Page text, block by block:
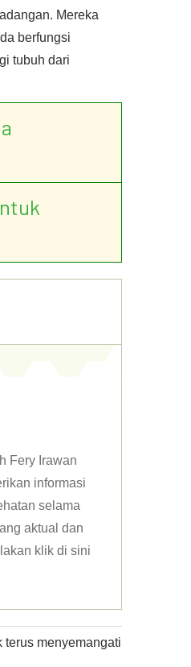
Mereka
berfungsi
tubuh dari
Fery Irawan
informasi
selama
aktual dan
klik di sini
menyemangati